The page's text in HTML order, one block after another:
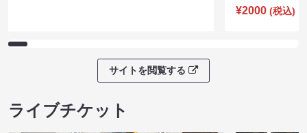
¥2000 (税込)
サイトを閲覧する
ライブチケット